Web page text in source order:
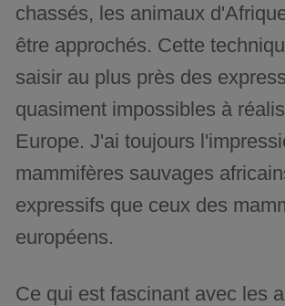
chassés, les animaux
être approchés. Cette
saisir au plus près des
quasiment impossibles à
Europe. J'ai toujours
mammifères sauvages
expressifs que ceux des
européens.
Ce qui est fascinant avec les